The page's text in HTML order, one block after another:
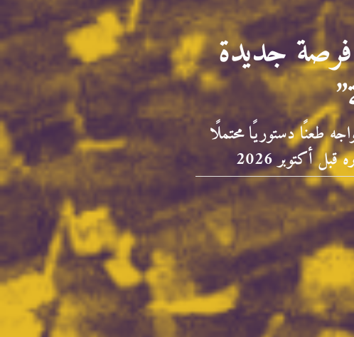
جديدة
طعنًا دستوريًا محتملًا